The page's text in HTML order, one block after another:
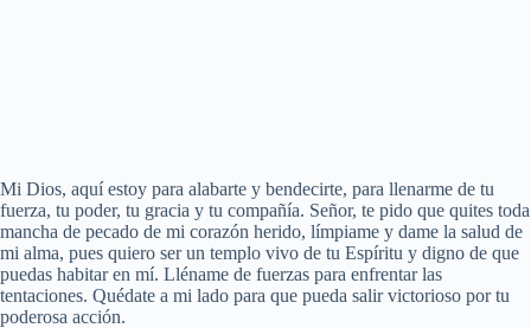
Mi Dios, aquí estoy para alabarte y bendecirte, para llenarme de tu
fuerza, tu poder, tu gracia y tu compañía. Señor, te pido que quites toda
mancha de pecado de mi corazón herido, límpiame y dame la salud de
mi alma, pues quiero ser un templo vivo de tu Espíritu y digno de que
puedas habitar en mí. Lléname de fuerzas para enfrentar las
tentaciones. Quédate a mi lado para que pueda salir victorioso por tu
poderosa acción.